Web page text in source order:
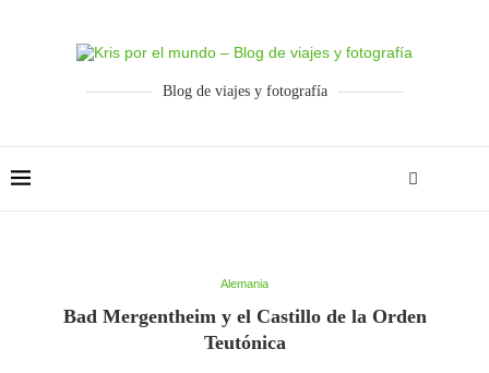
Blog de viajes y fotografía
Alemania
Bad Mergentheim y el Castillo de la Orden
Teutónica